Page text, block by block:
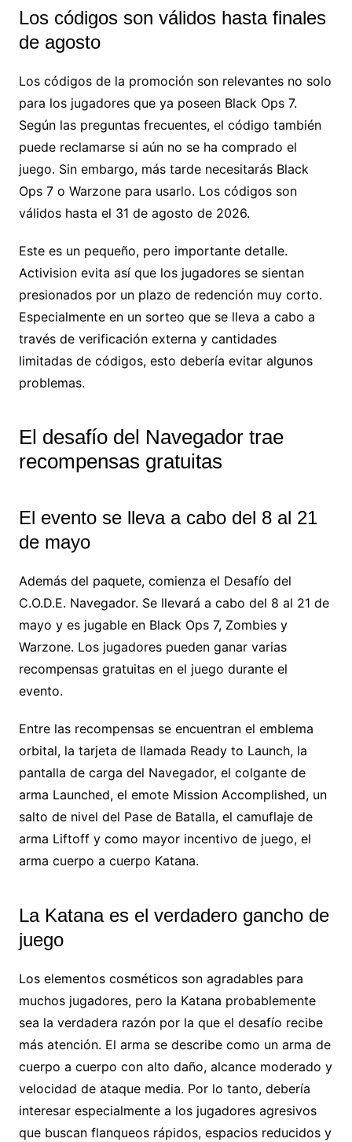
Los códigos son válidos hasta finales
de agosto
Los códigos de la promoción son relevantes no solo
para los jugadores que ya poseen Black Ops 7.
Según las preguntas frecuentes, el código también
puede reclamarse si aún no se ha comprado el
juego. Sin embargo, más tarde necesitarás Black
Ops 7 o Warzone para usarlo. Los códigos son
válidos hasta el 31 de agosto de 2026.
Este es un pequeño, pero importante detalle.
Activision evita así que los jugadores se sientan
presionados por un plazo de redención muy corto.
Especialmente en un sorteo que se lleva a cabo a
través de verificación externa y cantidades
limitadas de códigos, esto debería evitar algunos
problemas.
El desafío del Navegador trae
recompensas gratuitas
El evento se lleva a cabo del 8 al 21
de mayo
Además del paquete, comienza el Desafío del
C.O.D.E. Navegador. Se llevará a cabo del 8 al 21 de
mayo y es jugable en Black Ops 7, Zombies y
Warzone. Los jugadores pueden ganar varias
recompensas gratuitas en el juego durante el
evento.
Entre las recompensas se encuentran el emblema
orbital, la tarjeta de llamada Ready to Launch, la
pantalla de carga del Navegador, el colgante de
arma Launched, el emote Mission Accomplished, un
salto de nivel del Pase de Batalla, el camuflaje de
arma Liftoff y como mayor incentivo de juego, el
arma cuerpo a cuerpo Katana.
La Katana es el verdadero gancho de
juego
Los elementos cosméticos son agradables para
muchos jugadores, pero la Katana probablemente
sea la verdadera razón por la que el desafío recibe
más atención. El arma se describe como un arma de
cuerpo a cuerpo con alto daño, alcance moderado y
velocidad de ataque media. Por lo tanto, debería
interesar especialmente a los jugadores agresivos
que buscan flanqueos rápidos, espacios reducidos y